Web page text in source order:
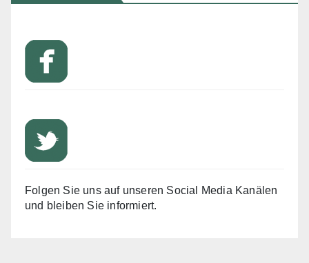
Folgen Sie uns auf unseren Social Media Kanälen
und bleiben Sie informiert.